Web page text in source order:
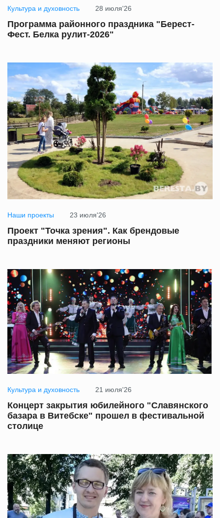
Культура и духовность 28 июля'26
Программа районного праздника "Берест-
Фест. Белка рулит-2026"
Наши проекты 23 июля'26
Проект "Точка зрения". Как брендовые
праздники меняют регионы
Культура и духовность 21 июля'26
Концерт закрытия юбилейного "Славянского
базара в Витебске" прошел в фестивальной
столице